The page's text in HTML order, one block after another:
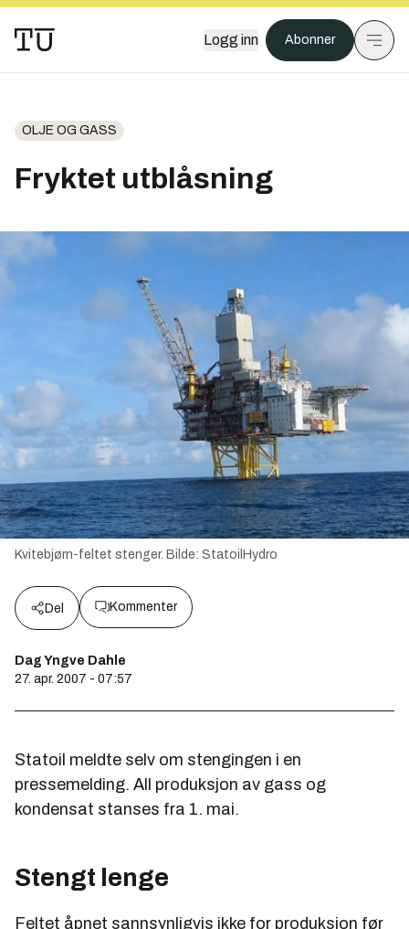
Logg inn Abonner
OLJE OG GASS
Fryktet utblåsning
Kvitebjørn-feltet stenger. Bilde: StatoilHydro
Del Kommenter
Dag Yngve Dahle
27. apr. 2007 - 07:57
Statoil meldte selv om stengingen i en
pressemelding. All produksjon av gass og
kondensat stanses fra 1. mai.
Stengt lenge
Feltet åpnet sannsynligvis ikke for produksjon før